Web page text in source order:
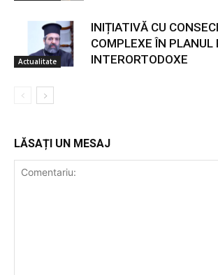
Actualitate
INIȚIATIVĂ CU
COMPLEXE ÎN PLANUL
INTERORTODOXE
LĂSAȚI UN MESAJ